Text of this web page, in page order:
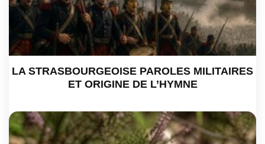
LA STRASBOURGEOISE PAROLES MILITAIRES
ET ORIGINE DE L’HYMNE